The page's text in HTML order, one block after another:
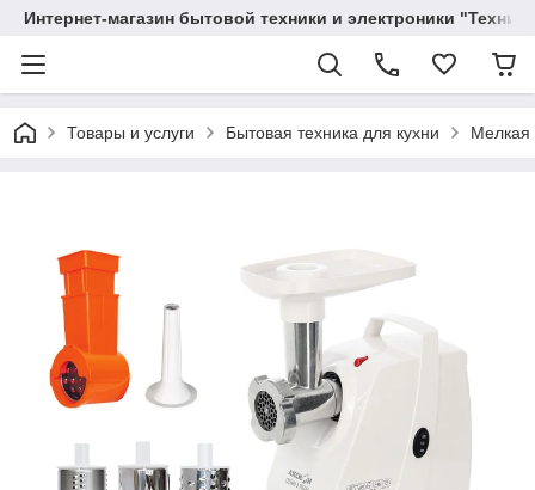
Интернет-магазин бытовой техники и электроники
Товары и услуги Бытовая техника для кухни Мелкая